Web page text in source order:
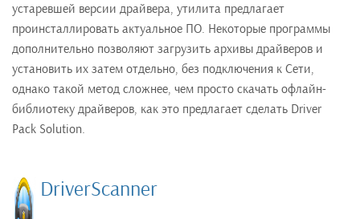
устаревшей версии драйвера, утилита предлагает
проинсталлировать актуальное ПО. Некоторые программы
дополнительно позволяют загрузить архивы драйверов и
установить их затем отдельно, без подключения к Сети,
однако такой метод сложнее, чем просто скачать офлайн-
библиотеку драйверов, как это предлагает сделать Driver
Pack Solution.
DriverScanner